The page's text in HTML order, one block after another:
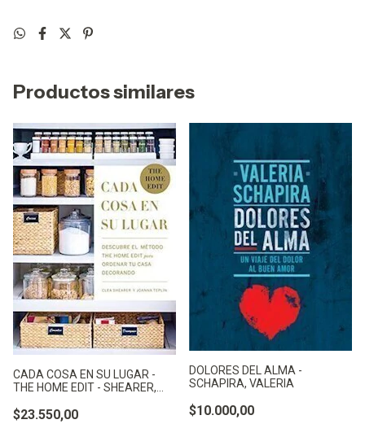
Productos similares
CADA COSA EN SU LUGAR -
THE HOME EDIT - SHEARER,
$23.550,00
DOLORES DEL ALMA -
SCHAPIRA, VALERIA
$10.000,00